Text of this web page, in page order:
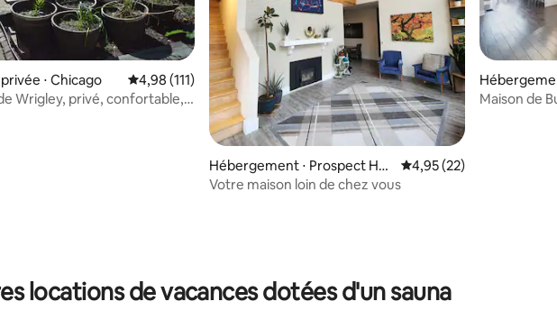
sur la base de 4 commentaires : 5 sur 5
⋅ Chicago Évaluation moyenne sur la base de 111 commentaires : 4,98 sur 5
4,98 (111)
Wrigley, privé, confortable,
Hébergement ⋅ Prospect Hei
ghts
Évaluation moyenne sur
4,95 (22)
Votre maison loin de chez vous
Maison de
locations de vacances dotées d'un sauna